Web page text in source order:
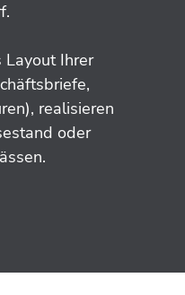
Layout Ihrer
realisieren
oder